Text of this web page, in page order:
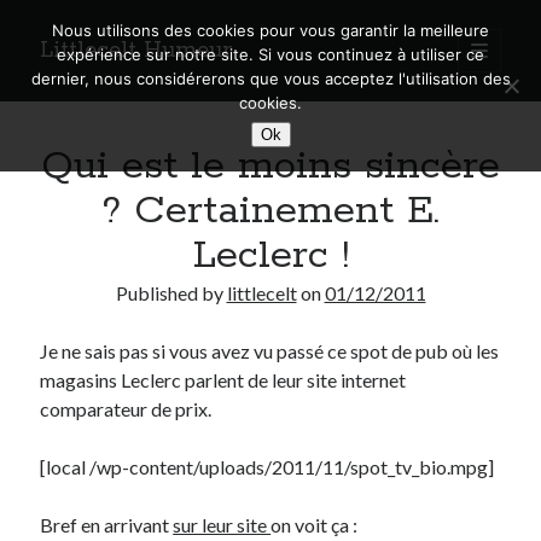
Littlecelt Humeur
open
primary
menu
Sidebar
Search
Municipales 2026 : Lyon, Métropole et Caluire, mon choix pour l’avenir
Explorez les Chemins Enchantés à Vélo : Aventures Familiales près de
Lyon !
A quand une véritable place pour le vélo à Caluire dans la Métropole de
Qui est le moins sincère
? Certainement E.
Leclerc !
Published by littlecelton01/12/2011
Je ne sais pas si vous avez vu passé ce spot de pub où les
magasins Leclerc parlent de leur site internet
comparateur de prix.
[local /wp-content/uploads/2011/11/spot_tv_bio.mpg]
Bref en arrivantsur leur siteon voit ça :
Nous utilisons des cookies pour vous garantir la meilleure
expérience sur notre site. Si vous continuez à utiliser ce
dernier, nous considérerons que vous acceptez l'utilisation des
cookies.
Ok